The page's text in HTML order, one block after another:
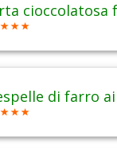
cioccolatosa
di farro